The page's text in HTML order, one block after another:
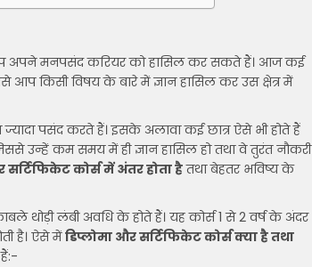
आप अपने मनपसंद करियर को हासिल कर सकते हैं। आज कई
आप किसी विषय के बारे में ज्ञान हासिल कर उस क्षेत्र में
ज्यादा पसंद करते हैं। इसके अलावा कई छात्र ऐसे भी होते हैं
उन्हें कम समय में ही ज्ञान हासिल हो तथा वे तुरंत नौकरी
सर्टिफिकेट कोर्स में अंतर होता हैतथा बेहतर भविष्य के
थोड़ी लंबी अवधि के होते हैं। यह कोर्स 1 से 2 वर्ष के अंदर
है। ऐसे मेंडिप्लोमा और सर्टिफिकेट कोर्स क्या है तथा